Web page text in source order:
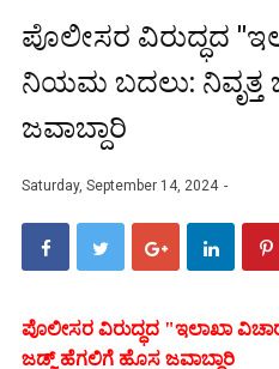
ಪೊಲೀಸರ ವಿರುದ್ಧದ
ನಿಯಮ ಬದಲು: ನಿವೃತ್ತ
ಜವಾಬ್ದಾರಿ
Saturday, September 14, 2024
ಪೊಲೀಸರ ವಿರುದ್ಧದ "ಇಲಾಖಾ
ಜಡ್ಜ್‌ ಹೆಗಲಿಗೆ ಹೊಸ ಜವಾಬ್ದಾರಿ